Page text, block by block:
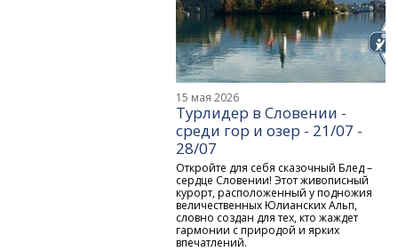
15 мая 2026
Турлидер в Словении -
среди гор и озер - 21/07 -
28/07
Откройте для себя сказочный Блед –
сердце Словении! Этот живописный
курорт, расположенный у подножия
величественных Юлианских Альп,
словно создан для тех, кто жаждет
гармонии с природой и ярких
впечатлений.